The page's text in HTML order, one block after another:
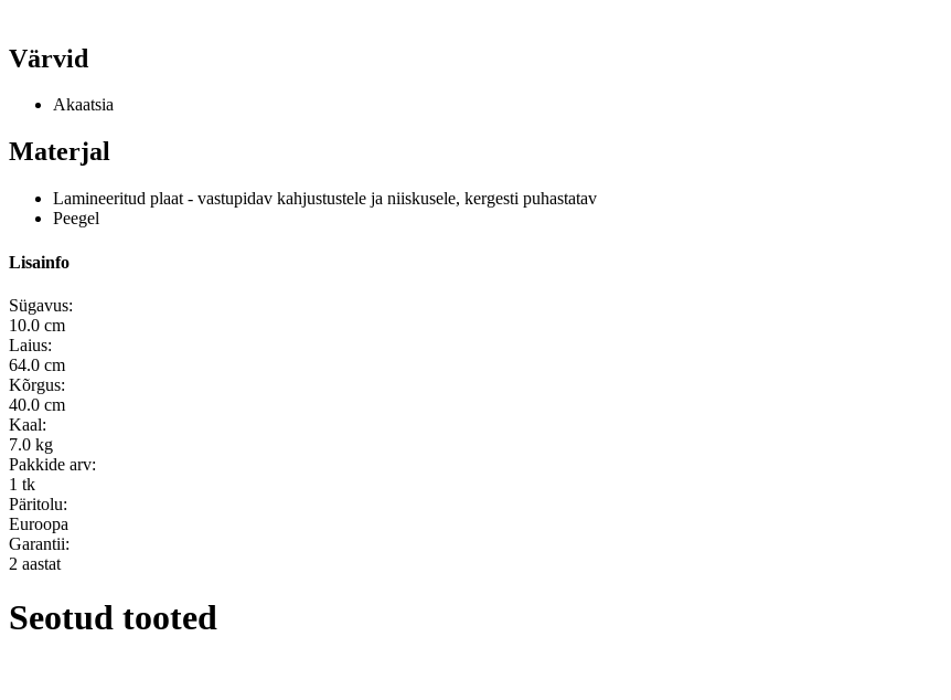
Värvid
Akaatsia
Materjal
Lamineeritud plaat - vastupidav kahjustustele ja niiskusele, kergesti puhastatav
Peegel
Lisainfo
Sügavus:
10.0 cm
Laius:
64.0 cm
Kõrgus:
40.0 cm
Kaal:
7.0 kg
Pakkide arv:
1 tk
Päritolu:
Euroopa
Garantii:
2 aastat
Seotud tooted